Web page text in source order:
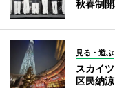
秋春制
見る・遊ぶ
スカイ
区民納